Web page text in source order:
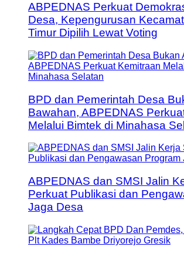
ABPEDNAS Perkuat
Desa, Kepengurusan
Timur Dipilih Lewat Voting
BPD dan Pemerintah Desa
Bawahan, ABPEDNAS
Melalui Bimtek di Minahasa
ABPEDNAS dan SMSI Jalin
Perkuat Publikasi dan
Jaga Desa